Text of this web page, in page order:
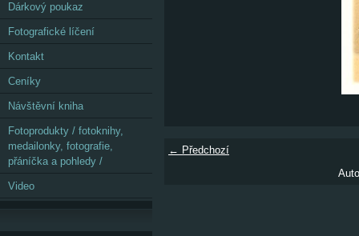
← Předchozí
Dárkový poukaz
Fotografické líčení
Kontakt
Ceníky
Návštěvní kniha
Fotoprodukty / fotoknihy,
medailonky, fotografie,
přáníčka a pohledy /
Video